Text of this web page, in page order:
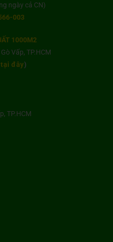
ngày cả CN)
003
1000M2
Vấp, TP.HCM
tại đây)
TP.HCM